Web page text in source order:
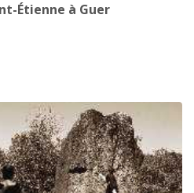
Étienne à Guer